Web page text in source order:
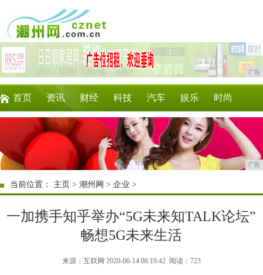
广告
首页 资讯 财经 科技 汽车 娱乐 时尚
教育 企业 游戏 商讯 微商
广告
当前位置： 主页 >潮州网 >企业 >
一加携手知乎举办“5G未来知TALK论坛”
畅想5G未来生活
来源：互联网 2020-06-14 08:19:42 阅读：723